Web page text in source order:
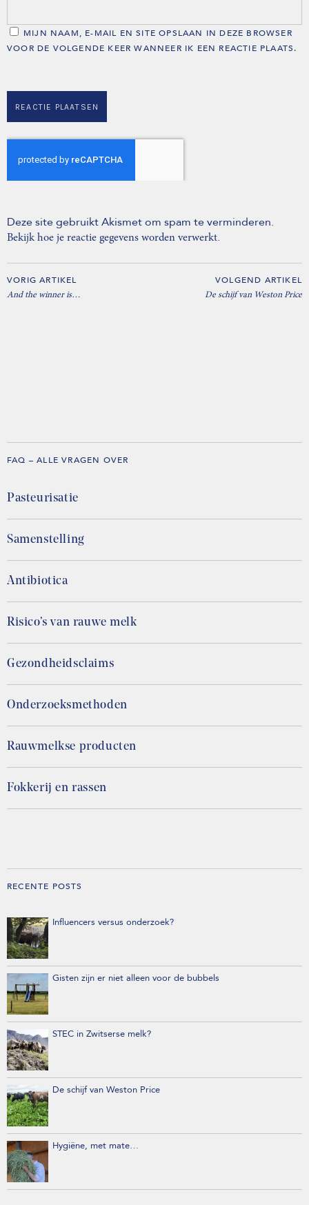
MIJN NAAM, E-MAIL EN SITE OPSLAAN IN DEZE BROWSER
VOOR DE VOLGENDE KEER WANNEER IK EEN REACTIE PLAATS.
Deze site gebruikt Akismet om spam te verminderen.
Bekijk hoe je reactie gegevens worden verwerkt.
VORIG ARTIKEL
And the winner is…
VOLGEND ARTIKEL
De schijf van Weston Price
FAQ – ALLE VRAGEN OVER
Pasteurisatie
Samenstelling
Antibiotica
Risico’s van rauwe melk
Gezondheidsclaims
Onderzoeksmethoden
Rauwmelkse producten
Fokkerij en rassen
RECENTE POSTS
Influencers versus onderzoek?
Gisten zijn er niet alleen voor de bubbels
STEC in Zwitserse melk?
De schijf van Weston Price
Hygiëne, met mate…